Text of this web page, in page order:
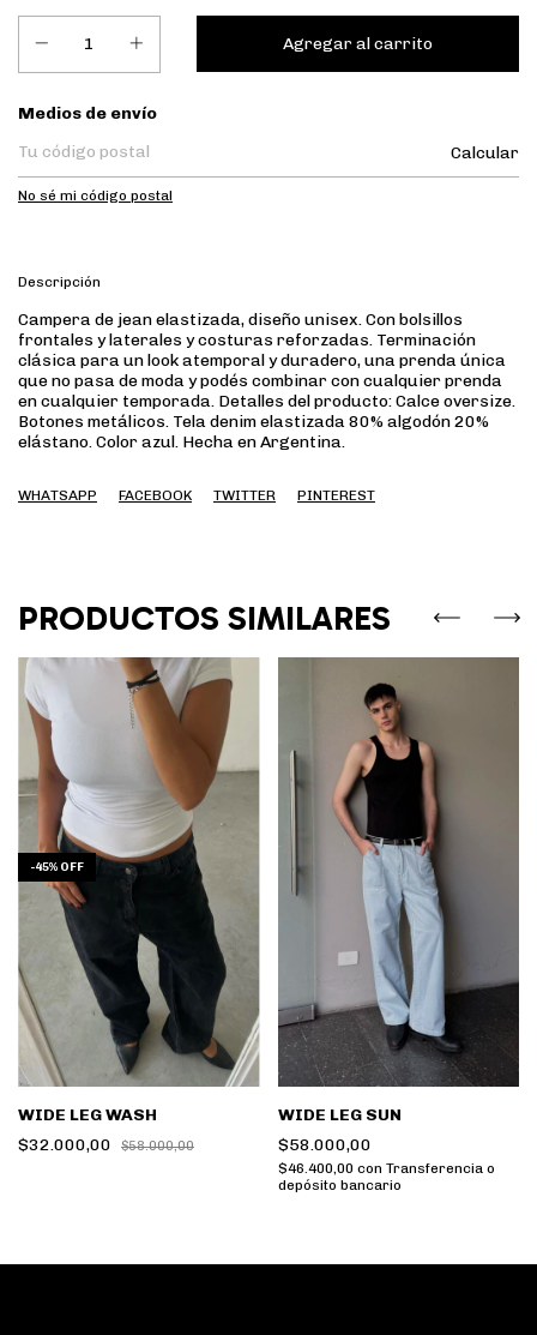
Entregas para el CP:
Medios de envío
Calcular
No sé mi código postal
Descripción
Campera de jean elastizada, diseño unisex. Con bolsillos
frontales y laterales y costuras reforzadas. Terminación
clásica para un look atemporal y duradero, una prenda única
que no pasa de moda y podés combinar con cualquier prenda
en cualquier temporada. Detalles del producto: Calce oversize.
Botones metálicos. Tela denim elastizada 80% algodón 20%
elástano. Color azul. Hecha en Argentina.
WHATSAPP FACEBOOK TWITTER PINTEREST
PRODUCTOS SIMILARES
-45% OFF
WIDE LEG WASH
$32.000,00
$58.000,00
WIDE LEG SUN
$58.000,00
$46.400,00 con Transferencia o
depósito bancario